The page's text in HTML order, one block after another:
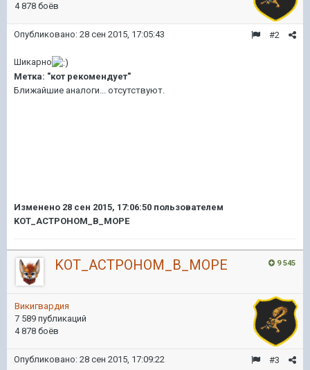
4 878 боёв
#2
Опубликовано: 28 сен 2015, 17:05:43
Шикарно
Метка: "кот рекомендует"
Ближайшие аналоги... отсутствуют.
Изменено 28 сен 2015, 17:06:50 пользователем
KOT_ACTPOHOM_B_MOPE
9 545
KOT_ACTPOHOM_B_MOPE
Викигвардия
7 589 публикаций
4 878 боёв
#3
Опубликовано: 28 сен 2015, 17:09:22